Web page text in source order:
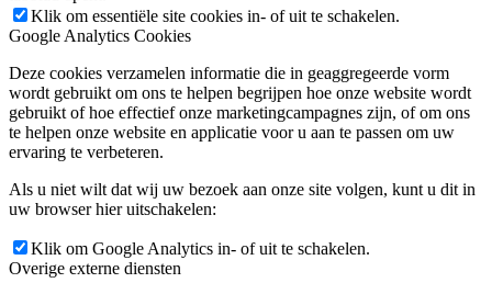
Klik om essentiële site cookies in- of uit te schakelen.
Google Analytics Cookies
Deze cookies verzamelen informatie die in geaggregeerde vorm
wordt gebruikt om ons te helpen begrijpen hoe onze website wordt
gebruikt of hoe effectief onze marketingcampagnes zijn, of om ons
te helpen onze website en applicatie voor u aan te passen om uw
ervaring te verbeteren.
Als u niet wilt dat wij uw bezoek aan onze site volgen, kunt u dit in
uw browser hier uitschakelen:
Klik om Google Analytics in- of uit te schakelen.
Overige externe diensten